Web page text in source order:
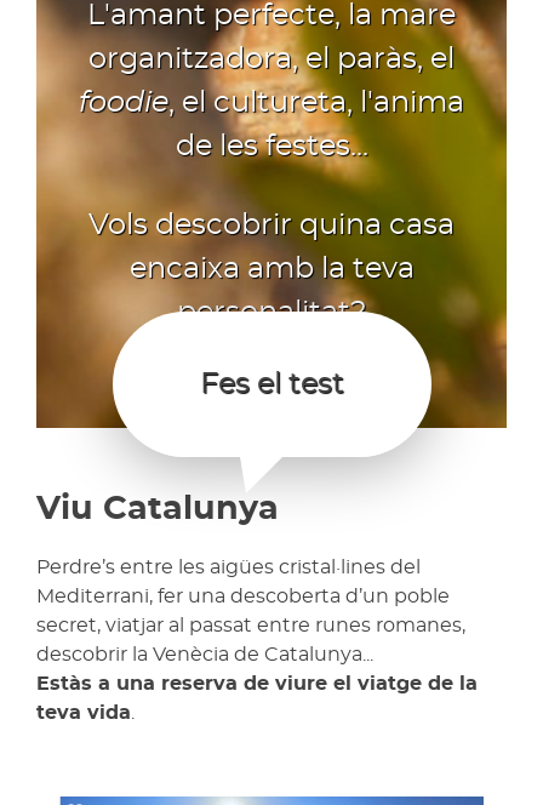
L'amant perfecte, la mare
organitzadora, el paràs, el
foodie, el cultureta, l'anima
de les festes...
Vols descobrir quina casa
encaixa amb la teva
personalitat?
Fes el test
Viu Catalunya
Perdre’s entre les aigües cristal·lines del
Mediterrani, fer una descoberta d’un poble
secret, viatjar al passat entre runes romanes,
descobrir la Venècia de Catalunya...
Estàs a una reserva de viure el viatge de la
teva vida